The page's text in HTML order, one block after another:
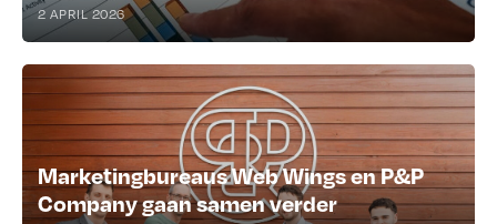
2 APRIL 2026
Marketingbureaus Web Wings en P&P
Company gaan samen verder